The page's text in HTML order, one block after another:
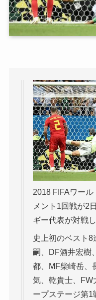
2018 FIFAワー
メント1回戦が2
ギー代表が対戦し
史上初のベスト8
嗣、DF酒井宏樹
都、MF柴崎岳、
気、乾貴士、FW
ープステージ第1